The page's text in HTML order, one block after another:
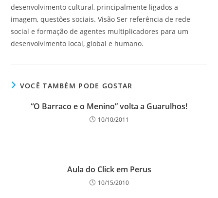
desenvolvimento cultural, principalmente ligados a
imagem, questões sociais. Visão Ser referência de rede
social e formação de agentes multiplicadores para um
desenvolvimento local, global e humano.
VOCÊ TAMBÉM PODE GOSTAR
“O Barraco e o Menino” volta a Guarulhos!
10/10/2011
Aula do Click em Perus
10/15/2010